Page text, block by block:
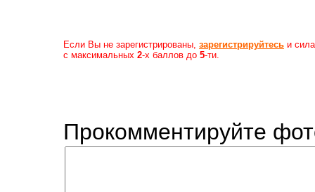
Если Вы не зарегистрированы, зарегистрируйтесь и
с максимальных 2-х баллов до 5-ти.
Прокомментируйте